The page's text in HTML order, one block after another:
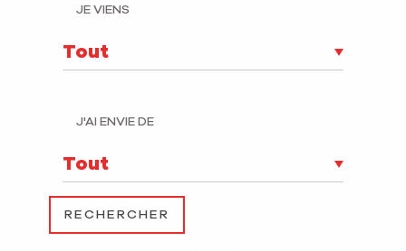
JE VIENS
J'AI ENVIE DE